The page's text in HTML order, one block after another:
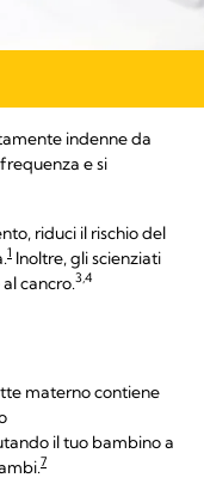
indenne da
e si
riduci il rischio del
1 Inoltre, gli scienziati
cancro.3,4
materno contiene
il tuo bambino a
7